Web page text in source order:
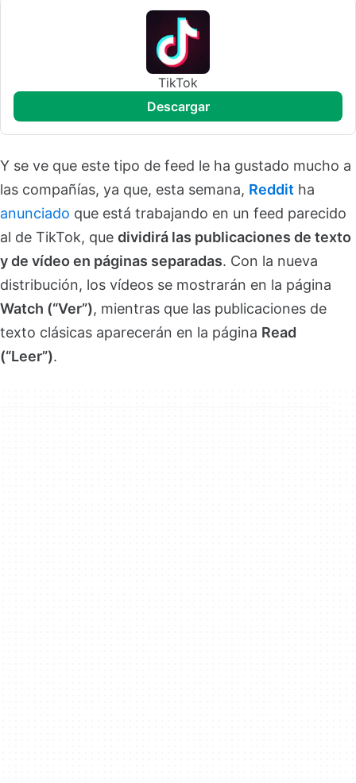
TikTok
descargar
Y se ve que este tipo de feed le ha gustado mucho a
las compañías, ya que, esta semana, Reddit ha
anunciado que está trabajando en un feed parecido
al de TikTok, que dividirá las publicaciones de texto
y de vídeo en páginas separadas. Con la nueva
distribución, los vídeos se mostrarán en la página
Watch (“Ver”), mientras que las publicaciones de
texto clásicas aparecerán en la página Read
(“Leer”).